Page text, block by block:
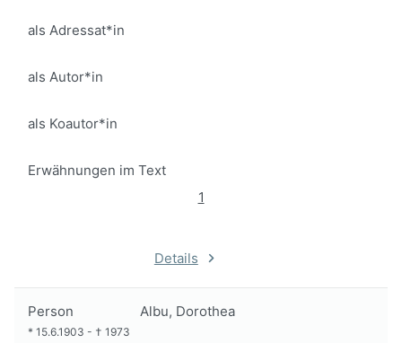
als Adressat*in
als Autor*in
als Koautor*in
Erwähnungen im Text
1
Details
Person Albu, Dorothea
* 15.6.1903 - † 1973